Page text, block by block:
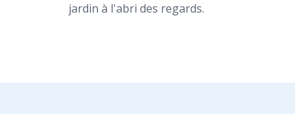
jardin à l'abri des regards.